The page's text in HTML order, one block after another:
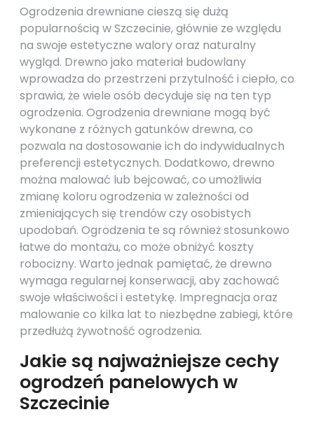
Ogrodzenia drewniane cieszą się dużą
popularnością w Szczecinie, głównie ze względu
na swoje estetyczne walory oraz naturalny
wygląd. Drewno jako materiał budowlany
wprowadza do przestrzeni przytulność i ciepło, co
sprawia, że wiele osób decyduje się na ten typ
ogrodzenia. Ogrodzenia drewniane mogą być
wykonane z różnych gatunków drewna, co
pozwala na dostosowanie ich do indywidualnych
preferencji estetycznych. Dodatkowo, drewno
można malować lub bejcować, co umożliwia
zmianę koloru ogrodzenia w zależności od
zmieniających się trendów czy osobistych
upodobań. Ogrodzenia te są również stosunkowo
łatwe do montażu, co może obniżyć koszty
robocizny. Warto jednak pamiętać, że drewno
wymaga regularnej konserwacji, aby zachować
swoje właściwości i estetykę. Impregnacja oraz
malowanie co kilka lat to niezbędne zabiegi, które
przedłużą żywotność ogrodzenia.
Jakie są najważniejsze cechy
ogrodzeń panelowych w
Szczecinie